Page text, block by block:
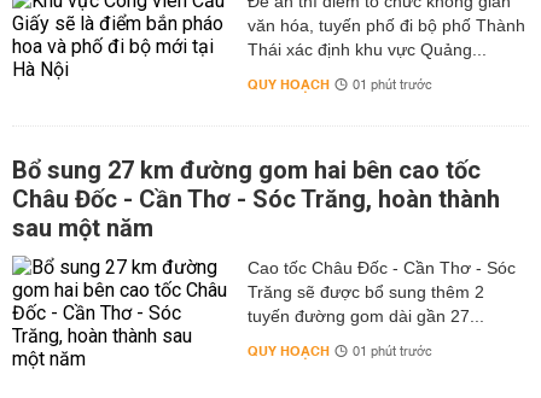
văn hóa, tuyến phố đi bộ phố Thành
Thái xác định khu vực Quảng...
QUY HOẠCH 01 phút trước
Bổ sung 27 km đường gom hai bên cao tốc
Châu Đốc - Cần Thơ - Sóc Trăng, hoàn thành
sau một năm
Cao tốc Châu Đốc - Cần Thơ - Sóc
Trăng sẽ được bổ sung thêm 2
tuyến đường gom dài gần 27...
QUY HOẠCH 01 phút trước